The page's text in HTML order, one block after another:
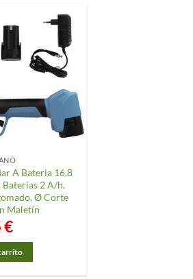
A Bateria 16,8
2 A/h.
Ø Corte
Maletín
€